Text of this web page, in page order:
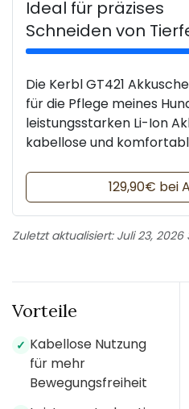
Ideal für präzises
Schneiden von
Die Kerbl GT421
für die Pflege meines
leistungsstarken Li-Ion
kabellose und
129,90€ bei
Zuletzt aktualisiert: Juli 23, 2026
Vorteile
✓ Kabellose Nutzung
für mehr
Bewegungsfreiheit